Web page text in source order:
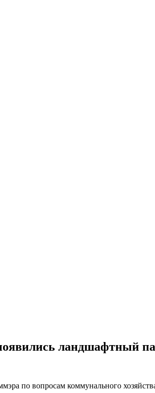
ландшафтный
по вопросам коммунального